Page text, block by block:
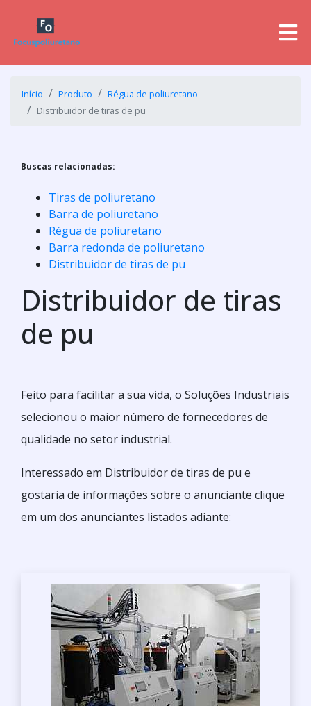
Início Produto
Régua de poliuretano
Distribuidor de tiras de pu
Buscas relacionadas:
Tiras de poliuretano
Barra de poliuretano
Régua de poliuretano
Barra redonda de poliuretano
Distribuidor de tiras de pu
Distribuidor de tiras
de pu
Feito para facilitar a sua vida, o Soluções Industriais
selecionou o maior número de fornecedores de
qualidade no setor industrial.
Interessado em Distribuidor de tiras de pu e
gostaria de informações sobre o anunciante clique
em um dos anunciantes listados adiante: